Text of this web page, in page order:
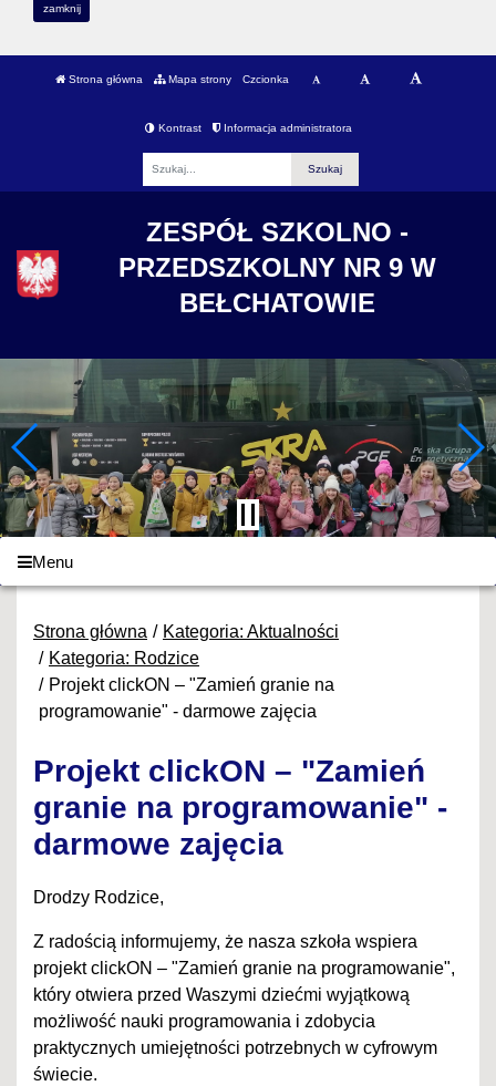
zamknij
Strona główna Mapa strony Czcionka
Kontrast Informacja administratora
ZESPÓŁ SZKOLNO -
PRZEDSZKOLNY NR 9 W
BEŁCHATOWIE
Menu
Strona główna
Kategoria: Aktualności
Kategoria: Rodzice
Projekt clickON – "Zamień granie na
programowanie" - darmowe zajęcia
Projekt clickON – "Zamień
granie na programowanie" -
darmowe zajęcia
Drodzy Rodzice,
Z radością informujemy, że nasza szkoła wspiera
projekt clickON – "Zamień granie na programowanie",
który otwiera przed Waszymi dziećmi wyjątkową
możliwość nauki programowania i zdobycia
praktycznych umiejętności potrzebnych w cyfrowym
świecie.